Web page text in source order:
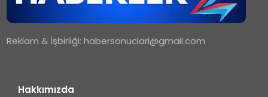
Reklam & İşbirliği:habersonuclari@gmail.com
Hakkımızda